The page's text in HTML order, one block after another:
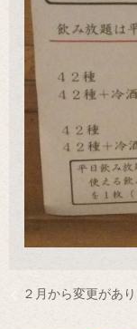
２月から変更があり